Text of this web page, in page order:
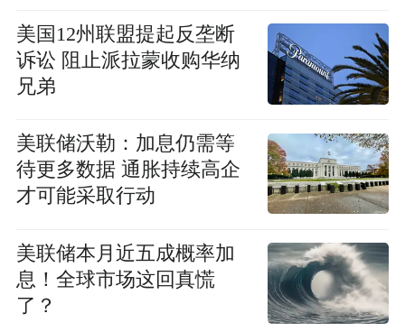
美国12州联盟提起反垄断
诉讼 阻止派拉蒙收购华纳
兄弟
美联储沃勒：加息仍需等
待更多数据 通胀持续高企
才可能采取行动
美联储本月近五成概率加
息！全球市场这回真慌
了？